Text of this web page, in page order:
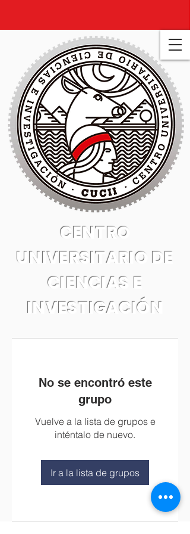
CENTRO
UNIVERSITARIO DE
CIENCIAS E
INVESTIGACIÓN
No se encontró este
grupo
Vuelve a la lista de grupos e
inténtalo de nuevo.
Ir a la lista de grupos